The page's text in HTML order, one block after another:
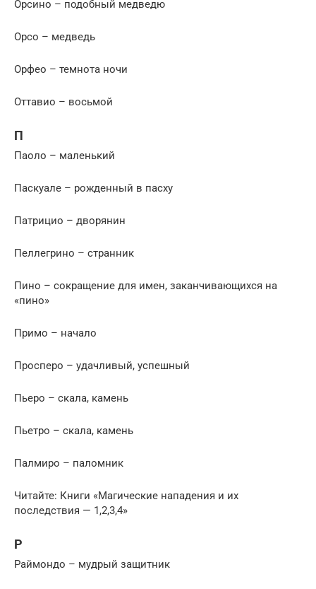
Орсино – подобный медведю
Орсо – медведь
Орфео – темнота ночи
Оттавио – восьмой
П
Паоло – маленький
Паскуале – рожденный в пасху
Патрицио – дворянин
Пеллегрино – странник
Пино – сокращение для имен, заканчивающихся на
«пино»
Примо – начало
Просперо – удачливый, успешный
Пьеро – скала, камень
Пьетро – скала, камень
Палмиро – паломник
Читайте: Книги «Магические нападения и их
последствия — 1,2,3,4»
Р
Раймондо – мудрый защитник